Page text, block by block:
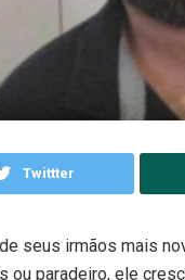
Twittter
seus irmãos mais
ou paradeiro, ele